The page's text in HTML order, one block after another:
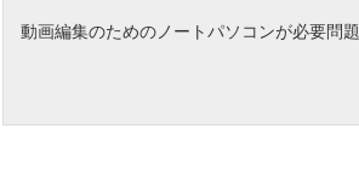
動画編集のためのノートパソコンが必要問題